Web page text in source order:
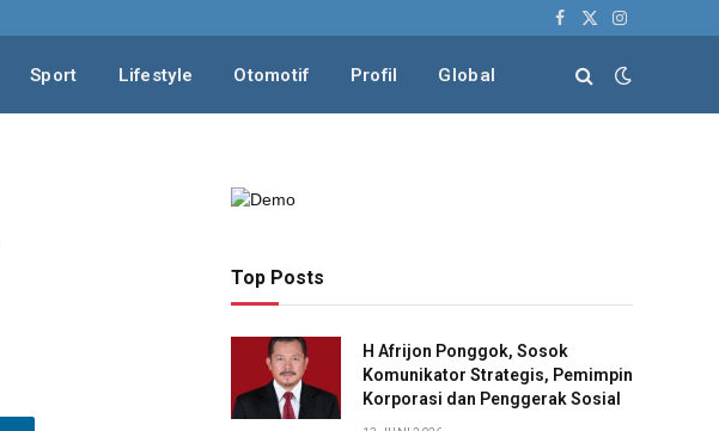
Facebook
X
Instagram
Sport Lifestyle Otomotif Profil Global
Top Posts
H Afrijon Ponggok, Sosok
Komunikator Strategis, Pemimpin
Korporasi dan Penggerak Sosial